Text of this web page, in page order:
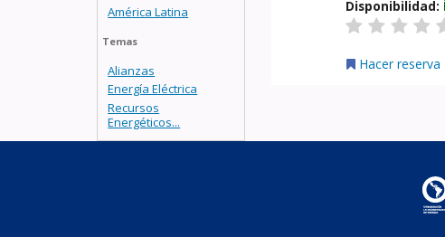
América Latina
Temas
Alianzas
Energía Eléctrica
Recursos
Energéticos...
Disponibilidad:
Hacer reserva